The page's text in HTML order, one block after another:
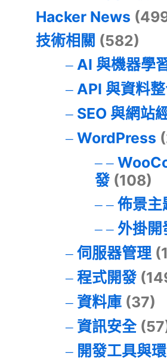
Hacker News
技術相關 (582)
AI 與機器學
API 與資料
SEO 與網站
WordPress
發(108)
佈景主
外掛開
伺服器管理
程式開發
資料庫(37)
資訊安全
開發工具與